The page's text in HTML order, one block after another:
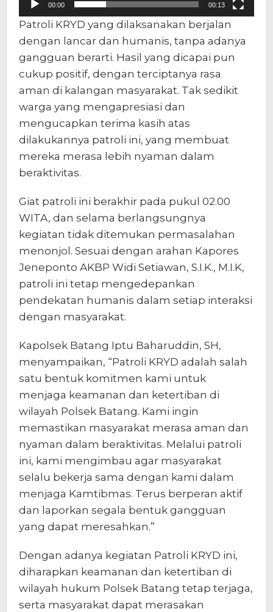
00:00 00:13
Patroli KRYD yang dilaksanakan berjalan
dengan lancar dan humanis, tanpa adanya
gangguan berarti. Hasil yang dicapai pun
cukup positif, dengan terciptanya rasa
aman di kalangan masyarakat. Tak sedikit
warga yang mengapresiasi dan
mengucapkan terima kasih atas
dilakukannya patroli ini, yang membuat
mereka merasa lebih nyaman dalam
beraktivitas.
Giat patroli ini berakhir pada pukul 02.00
WITA, dan selama berlangsungnya
kegiatan tidak ditemukan permasalahan
menonjol. Sesuai dengan arahan Kapores
Jeneponto AKBP Widi Setiawan, S.I.K., M.I.K,
patroli ini tetap mengedepankan
pendekatan humanis dalam setiap interaksi
dengan masyarakat.
Kapolsek Batang Iptu Baharuddin, SH,
menyampaikan, “Patroli KRYD adalah salah
satu bentuk komitmen kami untuk
menjaga keamanan dan ketertiban di
wilayah Polsek Batang. Kami ingin
memastikan masyarakat merasa aman dan
nyaman dalam beraktivitas. Melalui patroli
ini, kami mengimbau agar masyarakat
selalu bekerja sama dengan kami dalam
menjaga Kamtibmas. Terus berperan aktif
dan laporkan segala bentuk gangguan
yang dapat meresahkan.”
Dengan adanya kegiatan Patroli KRYD ini,
diharapkan keamanan dan ketertiban di
wilayah hukum Polsek Batang tetap terjaga,
serta masyarakat dapat merasakan